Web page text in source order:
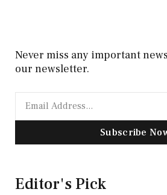
Never miss any important
our newsletter.
Subscribe
Editor's Pick